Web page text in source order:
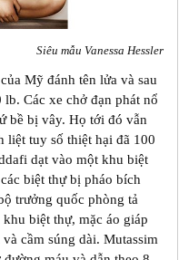
Siêu mẫu Vanessa Hessler
Mỹ đánh tên lửa và sau
Các xe chở đạn phát nổ
bề bị vây. Họ tới đó vẫn
liệt tuy số thiệt hại đã 100
dạt vào một khu biệt
biệt thự bị pháo bích
trưởng quốc phòng tả
biệt thự, mặc áo giáp
cầm súng dài. Mutassim